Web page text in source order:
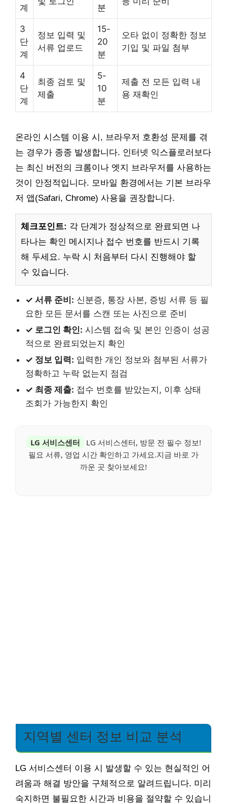
계 분
3
단
계
정보 입력 및
서류 업로드
15-
20
분
오타 없이 정확한 정보
기입 및 파일 첨부
4
단
계
최종 검토 및
제출
5-
10
분
제출 전 모든 입력 내
용 재확인
온라인 시스템 이용 시, 브라우저 호환성 문제를 겪
는 경우가 종종 발생합니다. 인터넷 익스플로러보다
는 최신 버전의 크롬이나 엣지 브라우저를 사용하는
것이 안정적입니다. 모바일 환경에서는 기본 브라우
저 앱(Safari, Chrome) 사용을 권장합니다.
체크포인트: 각 단계가 정상적으로 완료되면 나
타나는 확인 메시지나 접수 번호를 반드시 기록
해 두세요. 누락 시 처음부터 다시 진행해야 할
수 있습니다.
✓ 서류 준비: 신분증, 통장 사본, 증빙 서류 등 필
요한 모든 문서를 스캔 또는 사진으로 준비
✓ 로그인 확인: 시스템 접속 및 본인 인증이 성공
적으로 완료되었는지 확인
✓ 정보 입력: 입력한 개인 정보와 첨부된 서류가
정확하고 누락 없는지 점검
✓ 최종 제출: 접수 번호를 받았는지, 이후 상태
조회가 가능한지 확인
LG 서비스센터
LG 서비스센터, 방문 전 필수 정보!
필요 서류, 영업 시간 확인하고 가세요.지금 바로 가
까운 곳 찾아보세요!
지역별 센터 정보 비교 분석
LG 서비스센터 이용 시 발생할 수 있는 현실적인 어
려움과 해결 방안을 구체적으로 알려드립니다. 미리
숙지하면 불필요한 시간과 비용을 절약할 수 있습니